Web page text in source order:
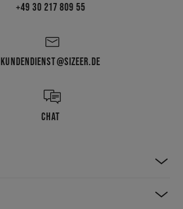
+49 30 217 809 55
KUNDENDIENST@SIZEER.DE
CHAT